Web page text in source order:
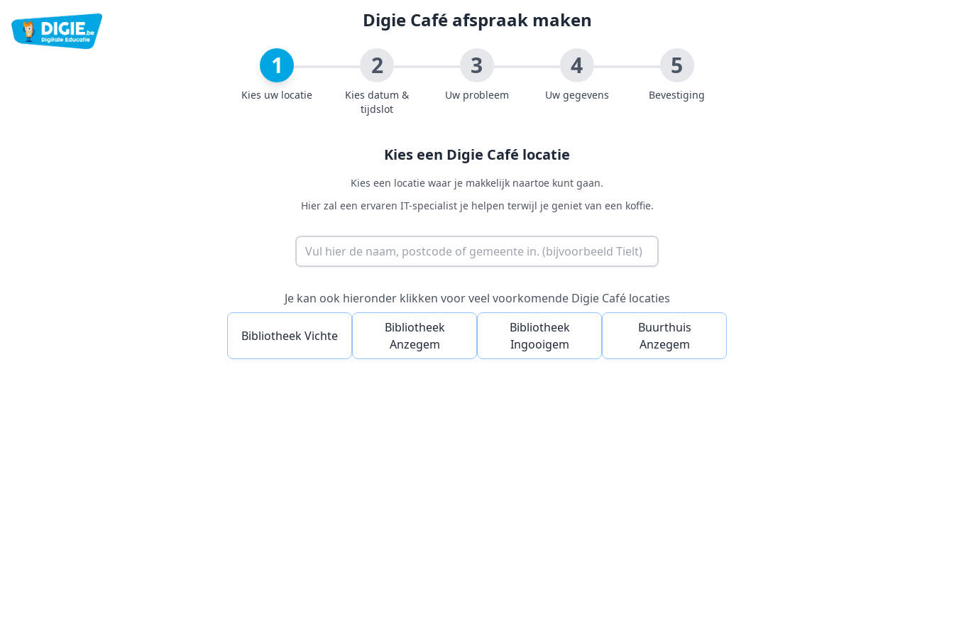
Digie Café afspraak maken
1
Kies uw locatie
2
Kies datum &
tijdslot
3
Uw probleem
4
Uw gegevens
5
Bevestiging
Kies een Digie Café locatie
Kies een locatie waar je makkelijk naartoe kunt gaan.
Hier zal een ervaren IT-specialist je helpen terwijl je geniet van een koffie.
Je kan ook hieronder klikken voor veel voorkomende Digie Café locaties
Bibliotheek Vichte
Bibliotheek
Anzegem
Bibliotheek
Ingooigem
Buurthuis
Anzegem